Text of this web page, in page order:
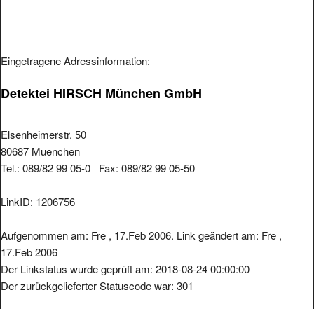
Eingetragene Adressinformation:
Detektei HIRSCH München GmbH
Elsenheimerstr. 50
80687 Muenchen
Tel.: 089/82 99 05-0 Fax: 089/82 99 05-50
LinkID: 1206756
Aufgenommen am: Fre , 17.Feb 2006. Link geändert am: Fre ,
17.Feb 2006
Der Linkstatus wurde geprüft am: 2018-08-24 00:00:00
Der zurückgelieferter Statuscode war: 301